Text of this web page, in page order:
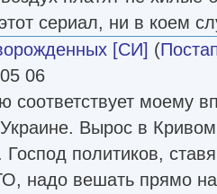
сериал, ни в коем
[СИ] (
06
соответствует моему
Вырос в
Господ политиков,
надо вешать прямо